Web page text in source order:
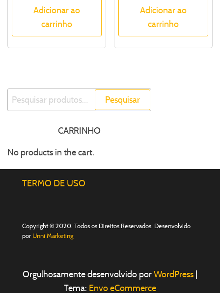
Adicionar ao
carrinho
Adicionar ao
carrinho
Pesquisar
CARRINHO
No products in the cart.
TERMO DE USO
Copyright © 2020. Todos os Direitos Reservados. Desenvolvido
por Unni Marketing
Orgulhosamente desenvolvido porWordPress
Tema: Envo eCommerce